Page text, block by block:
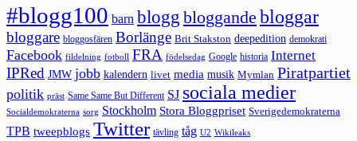
#blogg100 barn blogg bloggande bloggar
bloggare bloggosfären Borlänge Brit Stakston deepedition demokrati
Facebook fildelning fotboll FRA födelsedag Google historia Internet
IPRed JMW jobb kalendern livet media musik Mymlan Piratpartiet
politik präst Same Same But Different SJ sociala medier
Socialdemokraterna sorg Stockholm Stora Bloggpriset Sverigedemokraterna
TPB tweepblogs Twitter tävling tåg U2 Wikileaks